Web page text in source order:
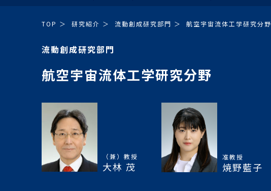
TOP 研究紹介 流動創成研究部門 航空宇宙流体工学研究分野
流動創成研究部門
航空宇宙流体工学研究分野
（兼）教授
大林 茂
准教授
焼野藍子